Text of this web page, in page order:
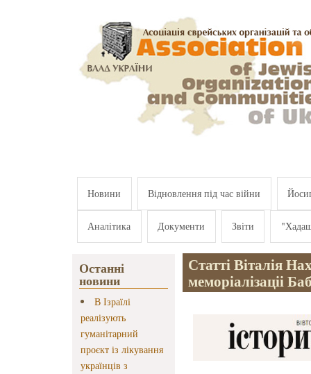
Новини Відновлення під час війни
Аналітика Документи Звіти
Останні
новини
В Ізраїлі
реалізують
гуманітарний
проєкт із лікування
українців з
Статті Віталія
меморіалізаціі